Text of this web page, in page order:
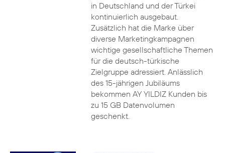
in Deutschland und der Türkei
kontinuierlich ausgebaut.
Zusätzlich hat die Marke über
diverse Marketingkampagnen
wichtige gesellschaftliche Themen
für die deutsch-türkische
Zielgruppe adressiert. Anlässlich
des 15-jährigen Jubiläums
bekommen AY YILDIZ Kunden bis
zu 15 GB Datenvolumen
geschenkt.